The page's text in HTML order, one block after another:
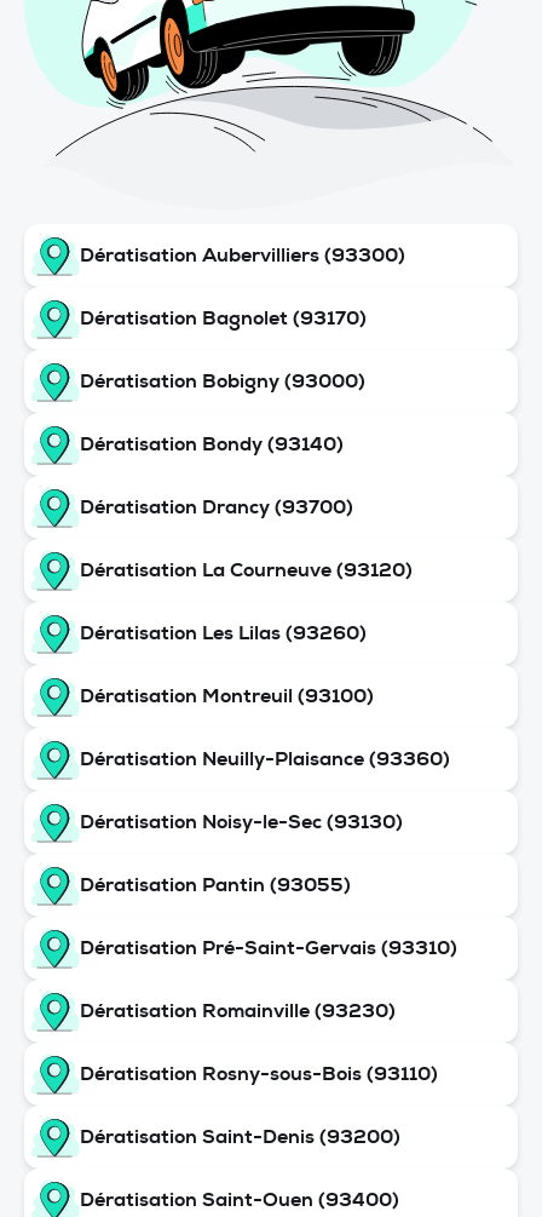
Dératisation Aubervilliers (93300)
Dératisation Bagnolet (93170)
Dératisation Bobigny (93000)
Dératisation Bondy (93140)
Dératisation Drancy (93700)
Dératisation La Courneuve (93120)
Dératisation Les Lilas (93260)
Dératisation Montreuil (93100)
Dératisation Neuilly-Plaisance (93360)
Dératisation Noisy-le-Sec (93130)
Dératisation Pantin (93055)
Dératisation Pré-Saint-Gervais (93310)
Dératisation Romainville (93230)
Dératisation Rosny-sous-Bois (93110)
Dératisation Saint-Denis (93200)
Dératisation Saint-Ouen (93400)